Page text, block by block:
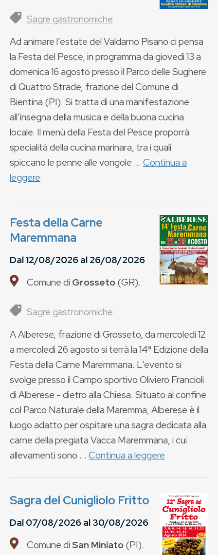
Sagre gastronomiche
Ad animare l’estate del Valdarno Pisano ci pensa
la Festa del Pesce, in programma da giovedì 13 a
domenica 16 agosto presso il Parco delle Sughere
di Quattro Strade, frazione del Comune di
Bientina (PI). Si tratta di una manifestazione
all’insegna della musica e della buona cucina
locale. Il menù della Festa del Pesce proporrà
specialità della cucina marinara, tra i quali
spiccano le penne alle vongole ... Continua a
leggere
Festa della Carne
Maremmana
Dal12/08/2026al26/08/2026
Comune di Grosseto(GR).
Sagre gastronomiche
A Alberese, frazione di Grosseto, da mercoledì 12
a mercoledì 26 agosto si terrà la 14ª Edizione della
Festa della Carne Maremmana. L'evento si
svolge presso il Campo sportivo Oliviero Francioli
di Alberese - dietro alla Chiesa. Situato al confine
col Parco Naturale della Maremma, Alberese è il
luogo adatto per ospitare una sagra dedicata alla
carne della pregiata Vacca Maremmana, i cui
allevamenti sono ... Continua a leggere
Sagra del Cunigliolo Fritto
Dal07/08/2026al30/08/2026
Comune diSan Miniato(PI).